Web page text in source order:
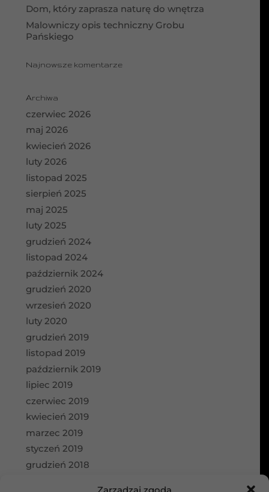
Zarządzaj zgodą
Dom, który zaprasza naturę do wnętrza
Malowniczy opis techniczny Grobu
Pańskiego
Najnowsze komentarze
Archiwa
czerwiec 2026
maj 2026
kwiecień 2026
luty 2026
listopad 2025
sierpień 2025
maj 2025
luty 2025
grudzień 2024
listopad 2024
październik 2024
grudzień 2020
wrzesień 2020
luty 2020
grudzień 2019
listopad 2019
październik 2019
lipiec 2019
czerwiec 2019
kwiecień 2019
marzec 2019
styczeń 2019
grudzień 2018